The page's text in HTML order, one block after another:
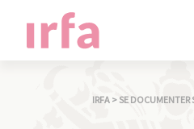
IRFA >SE DOCUMENTER